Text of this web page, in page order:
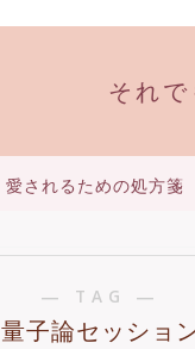
それ
愛されるための処方箋
― TAG ―
量子論セッショ